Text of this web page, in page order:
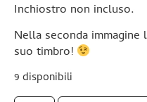
Inchiostro non incluso.
Nella seconda
suo timbro!
9 disponibili